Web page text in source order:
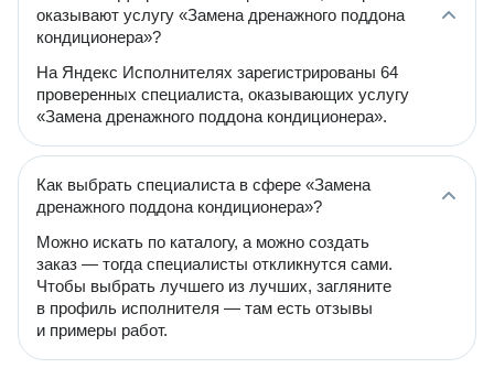
оказывают услугу «Замена дренажного поддона
кондиционера»?
На Яндекс Исполнителях зарегистрированы 64
проверенных специалиста, оказывающих услугу
«Замена дренажного поддона кондиционера».
Как выбрать специалиста в сфере «Замена
дренажного поддона кондиционера»?
Можно искать по каталогу, а можно создать
заказ — тогда специалисты откликнутся сами.
Чтобы выбрать лучшего из лучших, загляните
в профиль исполнителя — там есть отзывы
и примеры работ.